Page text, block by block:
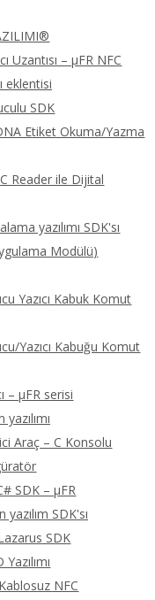
Uzantısı – μFR NFC
eklentisi
SDK
Etiket Okuma/Yazma
Reader ile Dijital
yazılımı SDK'sı
Modülü)
Yazıcı Kabuk Komut
Yazıcı Kabuğu Komut
– μFR serisi
Araç – C Konsolu
SDK – μFR
yazılım SDK'sı
SDK
NFC